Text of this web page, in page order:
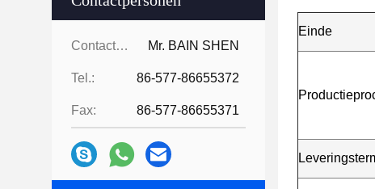
Contactpersonen: Mr. BAIN SHEN
Tel.: 86-577-86655372
Fax: 86-577-86655371
Einde